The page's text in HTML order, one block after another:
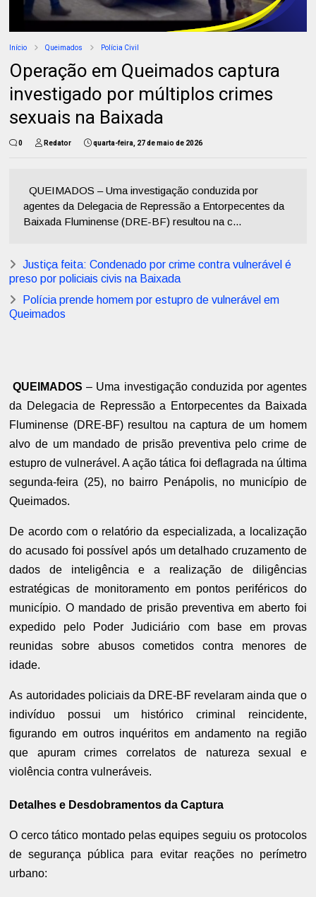
Início Queimados Polícia Civil
Operação em Queimados captura
investigado por múltiplos crimes
sexuais na Baixada
0 Redator quarta-feira, 27 de maio de 2026
QUEIMADOS – Uma investigação conduzida por
agentes da Delegacia de Repressão a Entorpecentes da
Baixada Fluminense (DRE-BF) resultou na c...
Justiça feita: Condenado por crime contra vulnerável é
preso por policiais civis na Baixada
Polícia prende homem por estupro de vulnerável em
Queimados
QUEIMADOS – Uma investigação conduzida por agentes
da Delegacia de Repressão a Entorpecentes da Baixada
Fluminense (DRE-BF) resultou na captura de um homem
alvo de um mandado de prisão preventiva pelo crime de
estupro de vulnerável. A ação tática foi deflagrada na última
segunda-feira (25), no bairro Penápolis, no município de
Queimados.
De acordo com o relatório da especializada, a localização
do acusado foi possível após um detalhado cruzamento de
dados de inteligência e a realização de diligências
estratégicas de monitoramento em pontos periféricos do
município. O mandado de prisão preventiva em aberto foi
expedido pelo Poder Judiciário com base em provas
reunidas sobre abusos cometidos contra menores de
idade.
As autoridades policiais da DRE-BF revelaram ainda que o
indivíduo possui um histórico criminal reincidente,
figurando em outros inquéritos em andamento na região
que apuram crimes correlatos de natureza sexual e
violência contra vulneráveis.
Detalhes e Desdobramentos da Captura
O cerco tático montado pelas equipes seguiu os protocolos
de segurança pública para evitar reações no perímetro
urbano: